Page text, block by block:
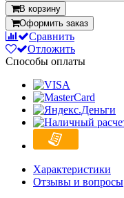
В корзину
Оформить заказ
Сравнить
Отложить
Способы оплаты
Характеристики
Отзывы и вопросы